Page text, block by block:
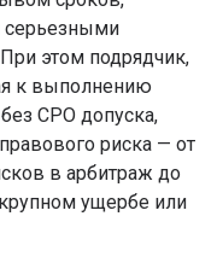
серьезными
этом подрядчик,
к выполнению
СРО допуска,
риска — от
в арбитраж до
ущербе или